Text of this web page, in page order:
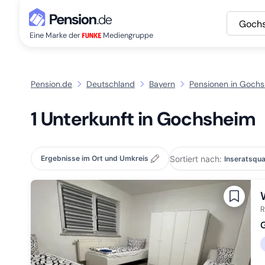
Eine Marke der Mediengruppe
Pension.de Deutschland Bayern Pensionen in
1 Unterkunft in Gochsheim
Ergebnisse im Ort und Umkreis Sortiert nach: